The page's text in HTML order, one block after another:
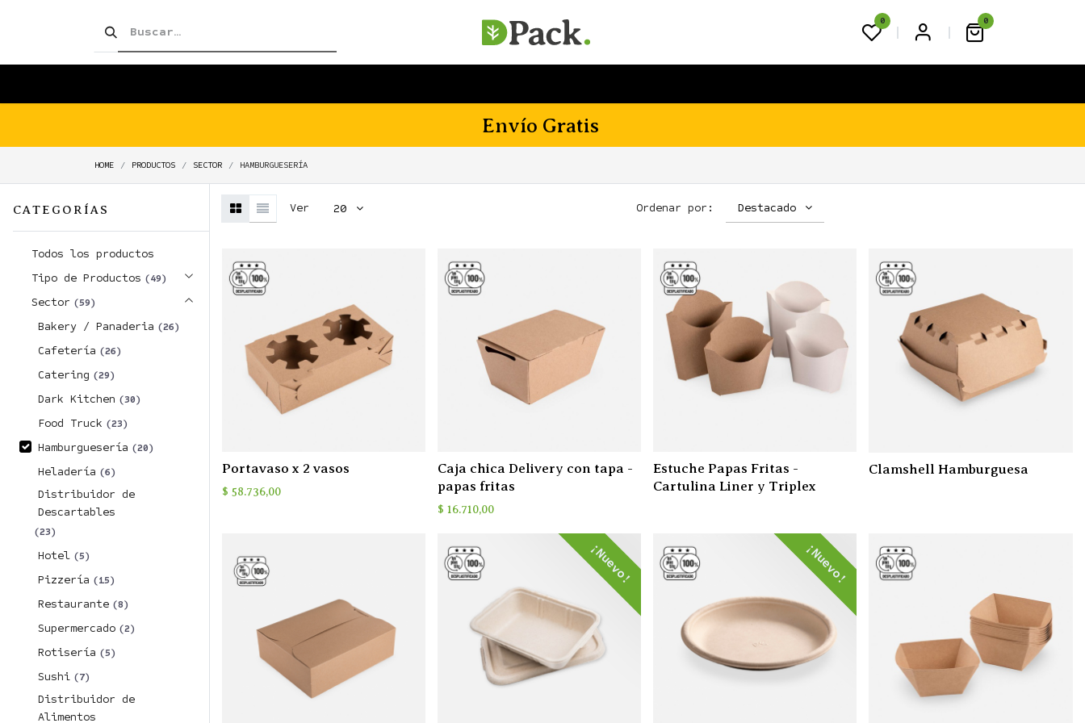
0 0
SHOP!
Envío Gratis
HOME PRODUCTOS SECTOR HAMBURGUESERÍA
CATEGORÍAS
Todos los productos
Tipo de Productos (49)
Sector (59)
Bakery / Panaderia (26)
Cafetería (26)
Catering (29)
Dark Kitchen (30)
Food Truck (23)
Hamburguesería (20)
Heladería (6)
Distribuidor de
Descartables
(23)
Hotel (5)
Pizzería (15)
Restaurante (8)
Supermercado (2)
Rotisería (5)
Sushi (7)
Distribuidor de
Alimentos
Ordenar por: Destacado
Ver 20
Portavaso x 2 vasos
$ 58.736,00
Caja chica Delivery con tapa -
papas fritas
$ 16.710,00
Estuche Papas Fritas -
Cartulina Liner y Triplex
Clamshell Hamburguesa
¡Nuevo! ¡Nuevo!